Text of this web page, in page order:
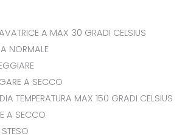
A MAX 30 GRADI CELSIUS
NORMALE
A SECCO
TEMPERATURA MAX 150 GRADI CELSIUS
A SECCO